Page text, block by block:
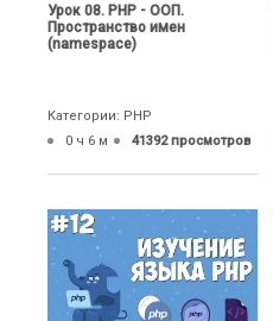
Урок 08. PHP - ООП.
Пространство имен
(namespace)
Категории: PHP
0 ч 6 м
41392 просмотров